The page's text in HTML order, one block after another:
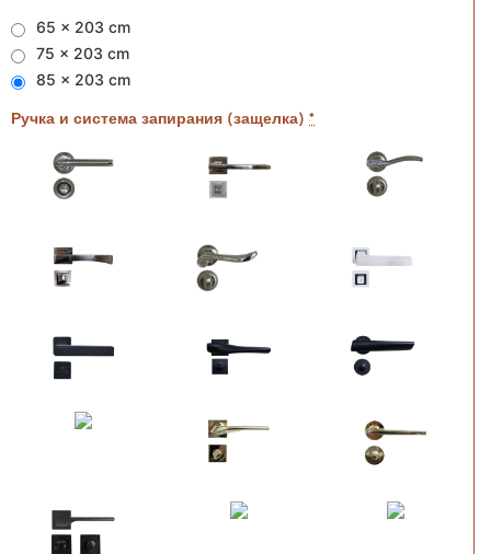
65 x 203 cm
75 x 203 cm
85 x 203 cm
Ручка и система запирания (защелка) *